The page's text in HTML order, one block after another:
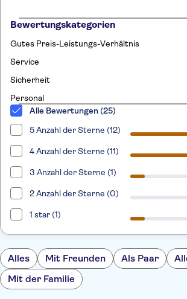
Bewertungskategorien
Gutes Preis-Leistungs-Verhältnis
Service
Sicherheit
Personal
Alle Bewertungen (25)
5 Anzahl der Sterne (12)
4 Anzahl der Sterne (11)
3 Anzahl der Sterne (1)
2 Anzahl der Sterne (0)
1 star (1)
Alles Mit Freunden Als Paar
Mit der Familie